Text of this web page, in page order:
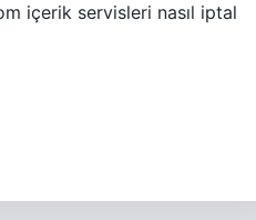
içerik servisleri nasıl iptal